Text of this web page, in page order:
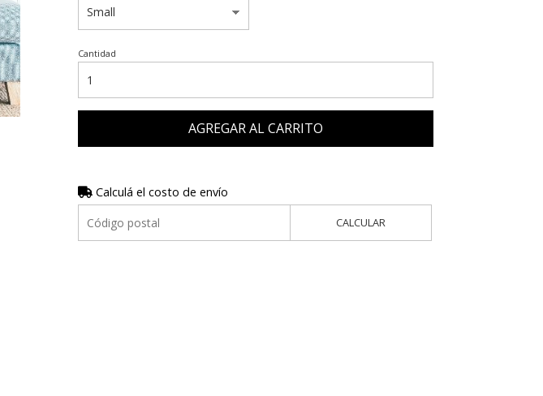
Cantidad
AGREGAR AL CARRITO
Calculá el costo de envío
CALCULAR